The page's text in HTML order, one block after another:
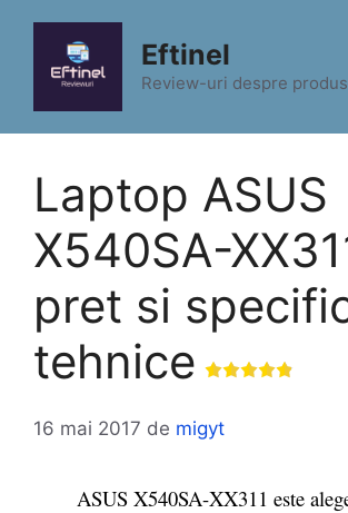
conținut
Eftinel
Review-uri despre
Laptop ASUS
X540SA-
pret si
tehnice
16 mai 2017 de migyt
ASUS X540SA-XX311 este